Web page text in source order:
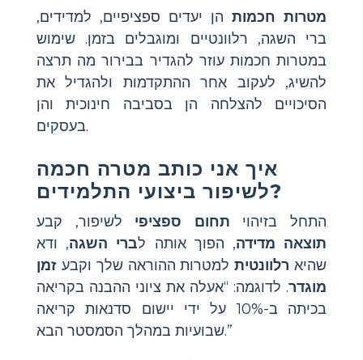
מטרות חכמות הן יעדים ספציפיים, למדידים,
ברי השגה, רלוונטיים ומוגבלים בזמן. שימוש
במטרות חכמות עוזר להגדיר בבירור מה תרצה
להשיג, לעקוב אחר ההתקדמות ולהגדיל את
הסיכויים להצלחה הן בסביבה חינוכית והן
בעסקים.
איך אני כותב מטרה חכמה
לשיפור ביצועי התלמידים?
התחל בזיהוי תחום ספציפי לשיפור, קבע
תוצאה מדידה, הפוך אותה לברי השגה, ודא
שהיא רלוונטיתלמטרות ההוראה שלך וקבע זמן
מוגדר. לדוגמה: “אעלה את ציוני ההבנה בקריאה
בכיתה ב-10% על ידי יישום סדנאות קריאה
שבועיות במהלך הסמסטר הבא.”